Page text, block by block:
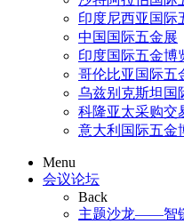
印度尼西亚国际
中国国际五金展
印度国际五金博
哥伦比亚国际五
乌兹别克斯坦国
科隆亚太采购交
意大利国际五金
Menu
会议论坛
Back
主题沙龙——智